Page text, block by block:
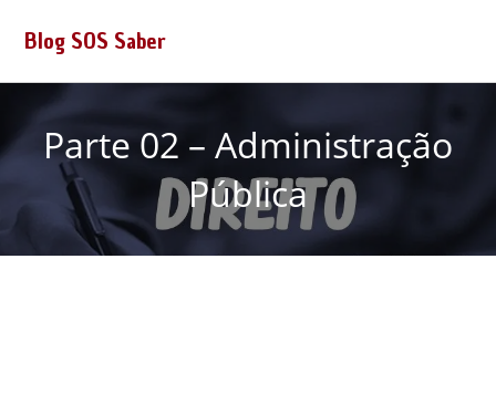
Blog SOS Saber
Parte 02 – Administração
Pública